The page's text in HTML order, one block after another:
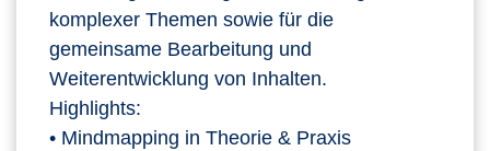
komplexer Themen sowie für die
gemeinsame Bearbeitung und
Weiterentwicklung von Inhalten.
Highlights:
• Mindmapping in Theorie & Praxis